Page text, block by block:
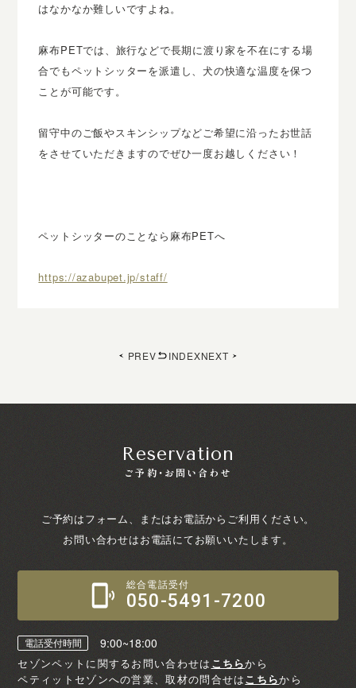
はなかなか難しいですよね。
麻布PETでは、旅行などで長期に渡り家を不在にする場
合でもペットシッターを派遣し、犬の快適な温度を保つ
ことが可能です。
留守中のご飯やスキンシップなどご希望に沿ったお世話
をさせていただきますのでぜひ一度お越しください！
ペットシッターのことなら麻布PETへ
https://azabupet.jp/staff/
PREV INDEXNEXT
Reservation
ご予約・お問い合わせ
ご予約はフォーム、またはお電話からご利用ください。
お問い合わせはお電話にてお願いいたします。
総合電話受付
050-5491-7200
電話受付時間 9:00~18:00
セゾンペットに関するお問い合わせは こちらから
ペティットセゾンへの営業、取材の問合せはこちらから